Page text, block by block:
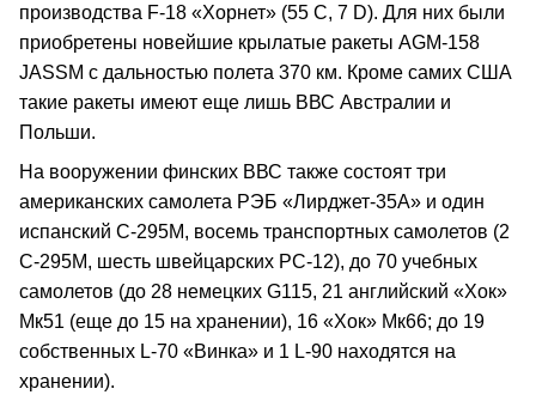
производства F-18 «Хорнет» (55 С, 7 D). Для них были
приобретены новейшие крылатые ракеты AGM-158
JASSM с дальностью полета 370 км. Кроме самих США
такие ракеты имеют еще лишь ВВС Австралии и
Польши.
На вооружении финских ВВС также состоят три
американских самолета РЭБ «Лирджет-35А» и один
испанский С-295М, восемь транспортных самолетов (2
С-295М, шесть швейцарских РС-12), до 70 учебных
самолетов (до 28 немецких G115, 21 английский «Хок»
Мк51 (еще до 15 на хранении), 16 «Хок» Мк66; до 19
собственных L-70 «Винка» и 1 L-90 находятся на
хранении).